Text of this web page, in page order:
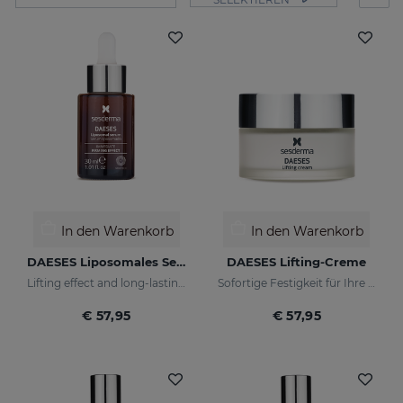
In den Warenkorb
DAESES Liposomales Serum 30 ML
Lifting effect and long-lasting firming action
€ 57,95
In den Warenkorb
DAESES Lifting-Creme
Sofortige Festigkeit für Ihre Haut
€ 57,95